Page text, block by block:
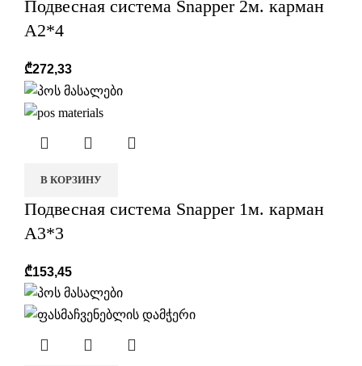
Подвесная система Snapper 2м. карман
А2*4
₾272,33
В КОРЗИНУ
Подвесная система Snapper 1м. карман
А3*3
₾153,45